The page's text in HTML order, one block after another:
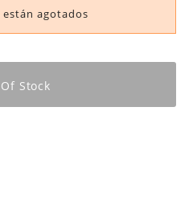
agotados
Stock